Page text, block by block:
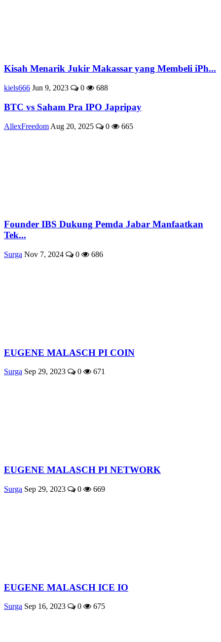
Kisah Menarik Jukir Makassar yang Membeli iPh...
kiels666 Jun 9, 2023 0 688
BTC vs Saham Pra IPO Japripay
AllexFreedom Aug 20, 2025 0 665
Founder IBS Dukung Pemda Jabar Manfaatkan
Tek...
Surga Nov 7, 2024 0 686
EUGENE MALASCH PI COIN
Surga Sep 29, 2023 0 671
EUGENE MALASCH PI NETWORK
Surga Sep 29, 2023 0 669
EUGENE MALASCH ICE IO
Surga Sep 16, 2023 0 675